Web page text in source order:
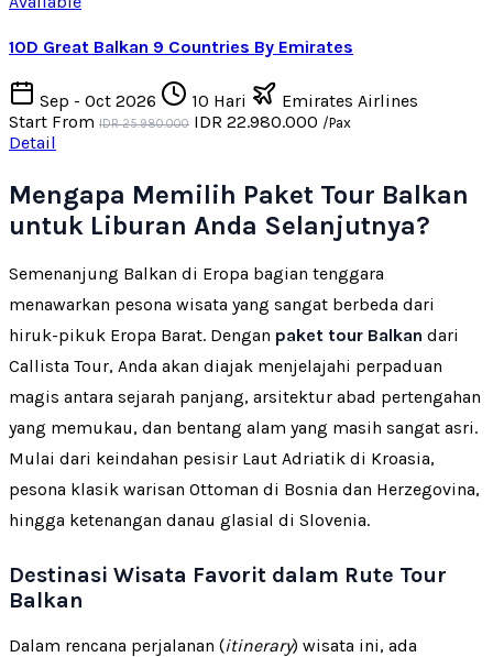
10D Great Balkan 9 Countries By Emirates
Sep - Oct 2026 10 Hari
Emirates Airlines
Start From IDR 25.980.000 IDR 22.980.000 /Pax
Detail
Mengapa Memilih Paket Tour Balkan
untuk Liburan Anda Selanjutnya?
Semenanjung Balkan di Eropa bagian tenggara
menawarkan pesona wisata yang sangat berbeda dari
hiruk-pikuk Eropa Barat. Dengan paket tour Balkan dari
Callista Tour, Anda akan diajak menjelajahi perpaduan
magis antara sejarah panjang, arsitektur abad pertengahan
yang memukau, dan bentang alam yang masih sangat asri.
Mulai dari keindahan pesisir Laut Adriatik di Kroasia,
pesona klasik warisan Ottoman di Bosnia dan Herzegovina,
hingga ketenangan danau glasial di Slovenia.
Destinasi Wisata Favorit dalam Rute Tour
Balkan
Dalam rencana perjalanan (itinerary) wisata ini, ada